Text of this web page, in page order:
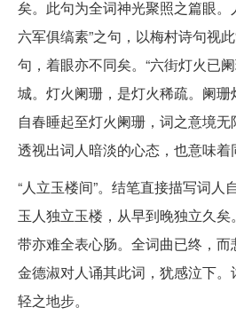
矣。此句为全词神光聚照之篇眼。
六军俱缟素”之句，以梅村诗句视
句，着眼亦不同矣。“六街灯火已
城。灯火阑珊，是灯火稀疏。阑珊
自春睡起至灯火阑珊，词之意境无
透视出词人暗淡的心态，也意味着
“人立玉楼间”。结笔直接描写词人
玉人独立玉楼，从早到晚独立久
带亦难全表心肠。全词曲已终，
金德淑对人诵其此词，犹感泣下
轻之地步。